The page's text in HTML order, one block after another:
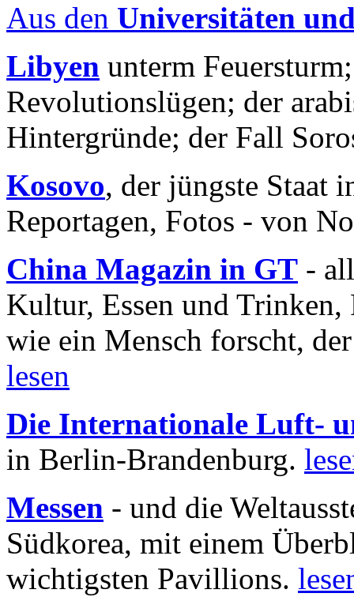
Aus den Universitäten
Libyen unterm
Revolutionslügen; der
Hintergründe; der Fall
Kosovo, der jüngste Staat
Reportagen, Fotos - von
China Magazin in GT -
Kultur, Essen und
wie ein Mensch forscht,
lesen
Die Internationale Luft-
in Berlin-Brandenburg.
Messen - und die
Südkorea, mit einem
wichtigsten Pavillions.